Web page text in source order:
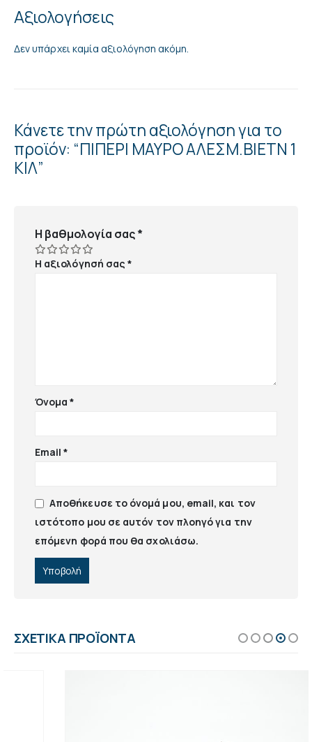
Αξιολογήσεις
Δεν υπάρχει καμία αξιολόγηση ακόμη.
Κάνετε την πρώτη αξιολόγηση για το
προϊόν: “ΠΙΠΕΡΙ ΜΑΥΡΟ ΑΛΕΣΜ.ΒΙΕΤΝ 1
ΚΙΛ”
Η βαθμολογία σας*
Η αξιολόγησή σας*
Όνομα*
Email*
Αποθήκευσε το όνομά μου, email, και τον
ιστότοπο μου σε αυτόν τον πλοηγό για την
επόμενη φορά που θα σχολιάσω.
ΣΧΕΤΙΚΆ ΠΡΟΪΌΝΤΑ